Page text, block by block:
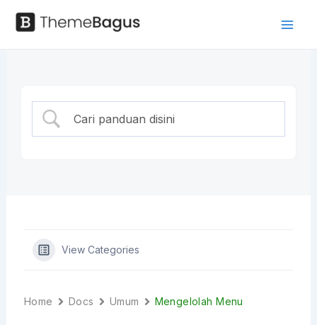
Skip
View Categories
Home Docs Umum Mengelolah Menu